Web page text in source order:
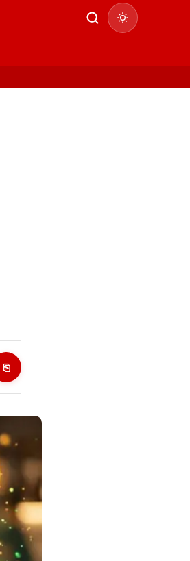
⎘